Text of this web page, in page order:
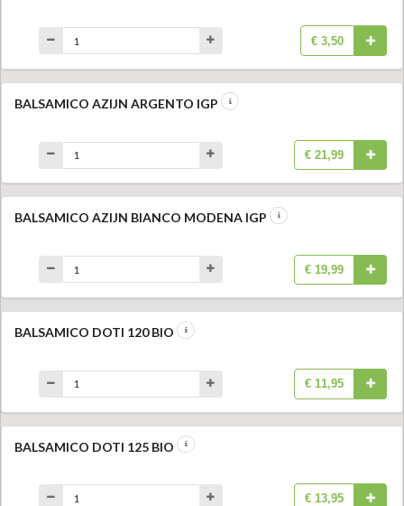
€ 3,50
BALSAMICO AZIJN ARGENTO IGP
€ 21,99
BALSAMICO AZIJN BIANCO MODENA IGP
€ 19,99
BALSAMICO DOTI 120 BIO
€ 11,95
BALSAMICO DOTI 125 BIO
€ 13,95